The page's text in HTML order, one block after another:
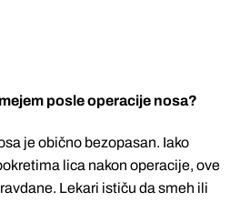
posle operacije nosa?
je obično bezopasan. Iako
lica nakon operacije, ove
Lekari ističu da smeh ili